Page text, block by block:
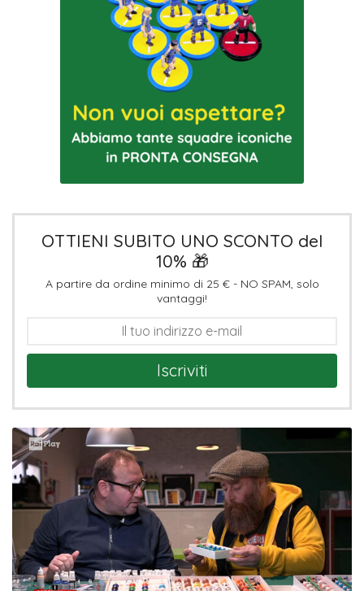
OTTIENI SUBITO UNO SCONTO del
10% 🎁
A partire da ordine minimo di 25 € - NO SPAM, solo
vantaggi!
Iscriviti